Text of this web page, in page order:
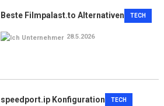
TECH
Beste Filmpalast.to Alternativen
28.5.2026
TECH
speedport.ip Konfiguration